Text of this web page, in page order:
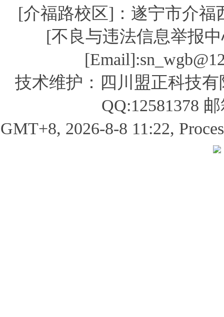
[介福路校区]：遂宁市介
[不良与违法信息举报
技术维护：四川盟正科技有
QQ:12581378
GMT+8, 2026-8-8 11:22,